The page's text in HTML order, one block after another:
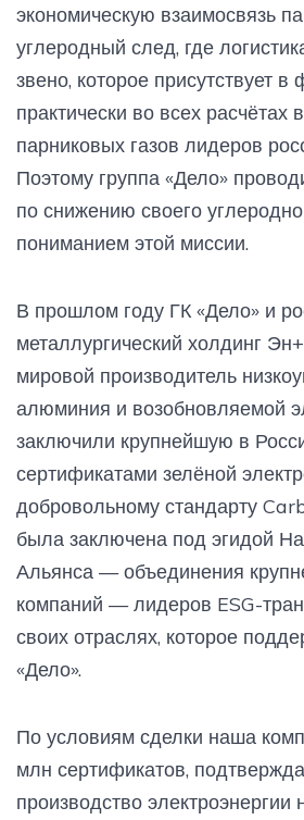
экономическую взаимосвязь
углеродный след, где
звено, которое присутствует
практически во всех расчётах
парниковых газов лидеров
Поэтому группа «Дело»
по снижению своего
пониманием этой миссии.
В прошлом году ГК «Дело» и
металлургический холдинг
мировой производитель
алюминия и возобновляемой
заключили крупнейшую в
сертификатами зелёной
добровольному стандарту
была заключена под эгидой
Альянса — объединения
компаний — лидеров ESG-
своих отраслях, которое
«Дело».
По условиям сделки наша
млн сертификатов,
производство электроэнергии